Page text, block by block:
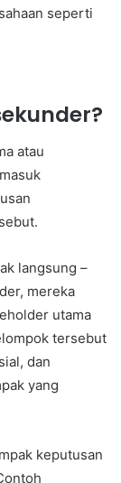
seperti
atau
langsung –
mereka
utama
tersebut
dan
yang
keputusan